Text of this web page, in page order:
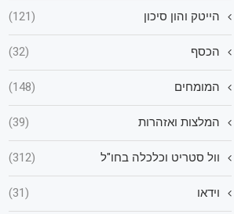
הייטק והון סיכון (121)
הכסף (32)
המומחים (148)
המלצות ואזהרות (39)
וול סטריט וכלכלה בחו"ל (312)
וידאו (31)